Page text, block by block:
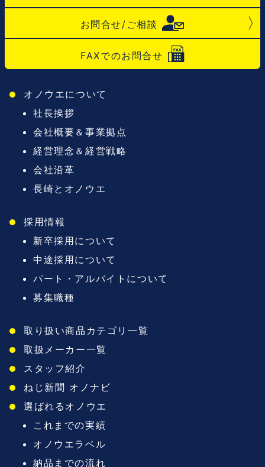
お問合せ/ご相談
FAXでのお問合せ
オノウエについて
社長挨拶
会社概要＆事業拠点
経営理念＆経営戦略
会社沿革
長崎とオノウエ
採用情報
新卒採用について
中途採用について
パート・アルバイトについて
募集職種
取り扱い商品カテゴリ一覧
取扱メーカー一覧
スタッフ紹介
ねじ新聞 オノナビ
選ばれるオノウエ
これまでの実績
オノウエラベル
納品までの流れ